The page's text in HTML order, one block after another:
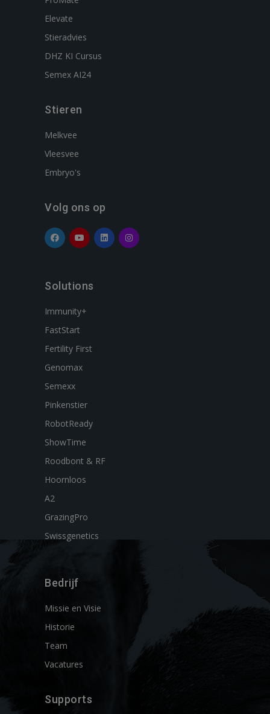
Elevate
Stieradvies
DHZ KI Cursus
Semex AI24
Stieren
Melkvee
Vleesvee
Embryo's
Volg ons op
Solutions
Immunity+
FastStart
Fertility First
Genomax
Semexx
Pinkenstier
RobotReady
ShowTime
Roodbont & RF
Hoornloos
A2
GrazingPro
Swissgenetics
Bedrijf
Missie en Visie
Historie
Team
Vacatures
Supports